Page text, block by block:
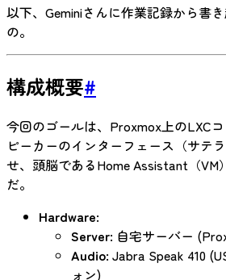
以下、Geminiさんに作業記録から書
の。
構成概要#
今回のゴールは、Proxmox上のLXC
ピーカーのインターフェース（サテ
せ、頭脳であるHome Assistant（VM
だ。
Hardware:
Server: 自宅サーバー
Audio: Jabra Speak 410
ォン)